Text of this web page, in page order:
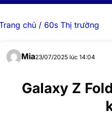
chủ/ 60s Thị trường
Mia23/07/2025 lúc 14:04
Galaxy Z